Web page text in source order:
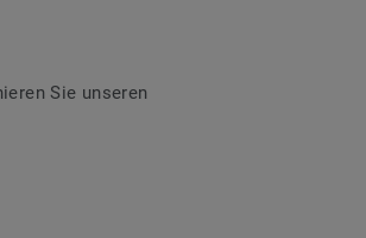
Sie unseren